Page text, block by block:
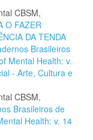
CBSM,
O FAZER
DA TENDA
Brasileiros
Mental Health: v.
- Arte, Cultura e
CBSM,
Brasileiros de
Health: v. 14